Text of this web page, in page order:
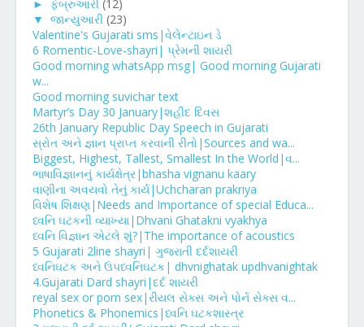
► ફેબ્રુઆરી (12)
▼ જાન્યુઆરી (23)
Valentine's Gujarati sms|વેલેન્ટાઇન ડે
6 Romentic-Love-shayri| પ્રેમની શાયરી
Good morning whatsApp msg| Good morning Gujarati
w...
Good morning suvichar text
Martyr’s Day 30 January|શહીદ દિવસ
26th January Republic Day Speech in Gujarati
સ્રોત અને જ્ઞાન પ્રાપ્ત કરવાની રીતો|Sources and wa...
Biggest, Highest, Tallest, Smallest In the World|વ...
ભાષાવિજ્ઞાનનું કાર્યક્ષેત્ર|bhasha vignanu kaary
વાણીના અવયવો તેનું કાર્ય|Uchcharan prakriya
વિશેષ શિક્ષણ|Needs and Importance of special Educa...
ધ્વનિ ઘટકની વ્યાખ્યા|Dhvani Ghatakni vyakhya
ધ્વનિ વિજ્ઞાન એટલે શું?|The importance of acoustics
5 Gujarati 2line shayri| ગુજરાતી દર્દશાયરી
ધ્વનિઘટક અને ઉપધ્વનિઘટક| dhvnighatak updhvanightak
4.Gujarati Dard shayri|દર્દ શાયરી
reyal sex or porn sex|રીયલ સેક્સ અને પોર્ન સેક્સ વ...
Phonetics & Phonemics|ધ્વનિ ઘટકશાસ્ત્ર